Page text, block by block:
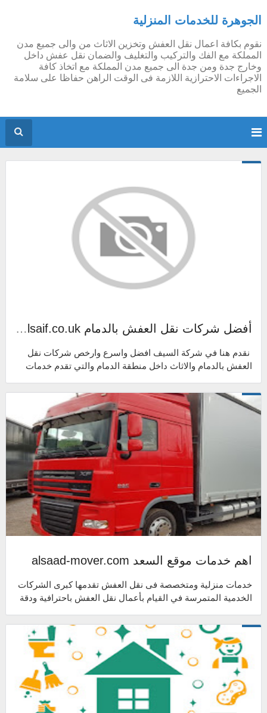
الجوهرة للخدمات المنزلية
نقوم بكافة اعمال نقل العفش وتخزين الاثاث من والى جميع مدن
المملكة مع الفك والتركيب والتغليف والضمان نقل عفش داخل
وخارج جدة ومن جدة الى جميع مدن المملكة مع اتخاذ كافة
الاجراءات الاحترازية اللازمة فى الوقت الراهن حفاظا على سلامة
الجميع
أفضل شركات نقل العفش بالدمام alsaif.co.uk دليلك لنقل الاثاث في الدمام
نقدم هنا في شركة السيف افضل واسرع وارخص شركات نقل
العفش بالدمام والاثاث داخل منطقة الدمام والتي تقدم خدمات
اهم خدمات موقع السعد alsaad-mover.com
خدمات منزلية ومتخصصة فى نقل العفش تقدمها كبرى الشركات
الخدمية المتمرسة في القيام بأعمال نقل العفش باحترافية ودقة